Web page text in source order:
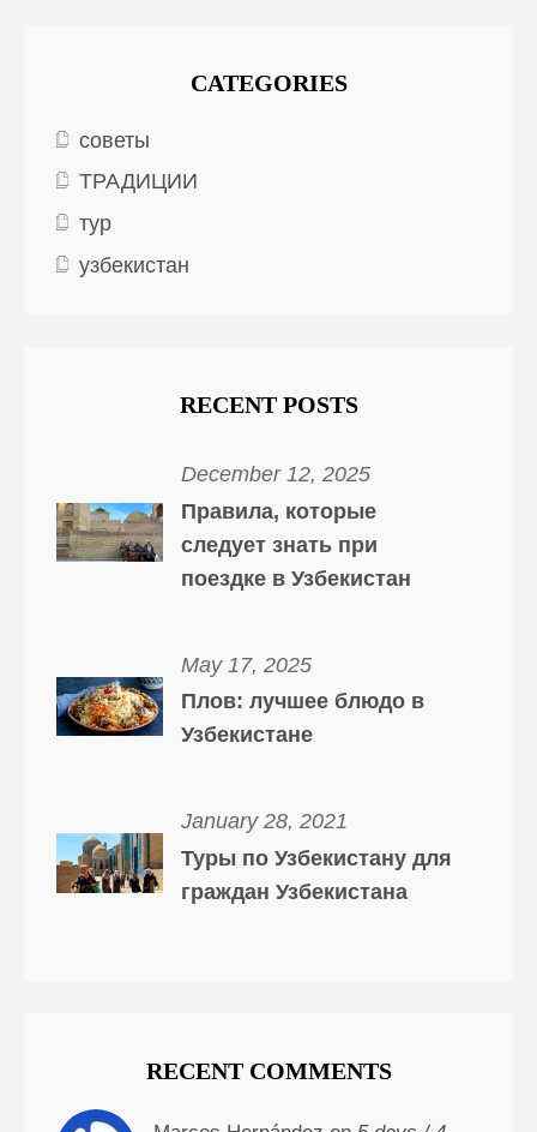
CATEGORIES
советы
ТРАДИЦИИ
тур
узбекистан
RECENT POSTS
December 12, 2025
Правила, которые
следует знать при
поездке в Узбекистан
May 17, 2025
Плов: лучшее блюдо в
Узбекистане
January 28, 2021
Туры по Узбекистану для
граждан Узбекистана
RECENT COMMENTS